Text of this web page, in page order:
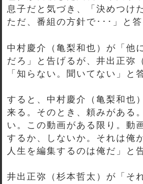
息子だと気づき、「決めつけ
ただ、番組の方針で･･･」と答
中村慶介（亀梨和也）が「他
だろ」と告げるが、井出正弥
「知らない。聞いてない」と
すると、中村慶介（亀梨和也
来る。そのとき、頼みがある
い。この動画がある限り。動
するか、しないか。それは俺
人生を編集するのは俺だ」と
井出正弥（杉本哲太）が「そ